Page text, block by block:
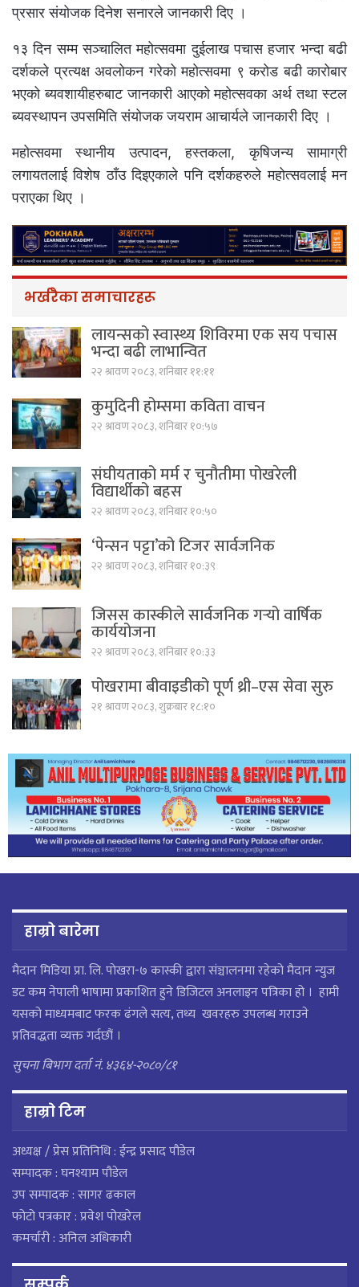
प्रसार संयोजक दिनेश सनारले जानकारी दिए ।
१३ दिन सम्म सञ्चालित महोत्सवमा दुईलाख पचास हजार भन्दा बढी
दर्शकले प्रत्यक्ष अवलोकन गरेको महोत्सवमा ९ करोड बढी कारोबार
भएको ब्यवशायीहरुबाट जानकारी आएको महोत्सवका अर्थ तथा स्टल
ब्यवस्थापन उपसमिति संयोजक जयराम आचार्यले जानकारी दिए ।
महोत्सवमा स्थानीय उत्पादन, हस्तकला, कृषिजन्य सामाग्री
लगायतलाई विशेष ठाँउ दिइएकाले पनि दर्शकहरुले महोत्सवलाई मन
पराएका थिए ।
भर्खरैका समाचारहरू
लायन्सको स्वास्थ्य शिविरमा एक सय पचास
भन्दा बढी लाभान्वित
२२ श्रावण २०८३, शनिबार ११:११
कुमुदिनी होम्समा कविता वाचन
२२ श्रावण २०८३, शनिबार १०:५७
संघीयताको मर्म र चुनौतीमा पोखरेली
विद्यार्थीको बहस
२२ श्रावण २०८३, शनिबार १०:५०
‘पेन्सन पट्टा’को टिजर सार्वजनिक
२२ श्रावण २०८३, शनिबार १०:३९
जिसस कास्कीले सार्वजनिक गर्‍यो वार्षिक
कार्ययोजना
२२ श्रावण २०८३, शनिबार १०:३३
पोखरामा बीवाइडीको पूर्ण थ्री–एस सेवा सुरु
२१ श्रावण २०८३, शुक्रबार १८:१०
हाम्रो बारेमा
मैदान मिडिया प्रा. लि. पाेखरा-७ कास्की द्वारा संञ्चालनमा रहेको मैदान न्युज
डट कम नेपाली भाषामा प्रकाशित हुने डिजिटल अनलाइन पत्रिका हो । हामी
यसको माध्यमबाट फरक ढंगले सत्य, तथ्य खवरहरु उपलब्ध गराउने
प्रतिवद्धता व्यक्त गर्दछौं ।
सुचना बिभाग दर्ता नं. ४३६४-२०८०/८१
हाम्राे टिम
अध्यक्ष / प्रेस प्रतिनिधि : ईन्द्र प्रसाद पौडेल
सम्पादक : घनश्याम पौडेल
उप सम्पादक : सागर ढकाल
फोटो पत्रकार : प्रवेश पोखरेल
कमर्चारी : अनिल अधिकारी